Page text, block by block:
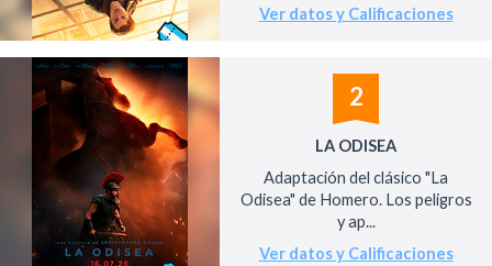
Ver datos y Calificaciones
2
LA ODISEA
Adaptación del clásico "La
Odisea" de Homero. Los peligros
y ap...
Ver datos y Calificaciones